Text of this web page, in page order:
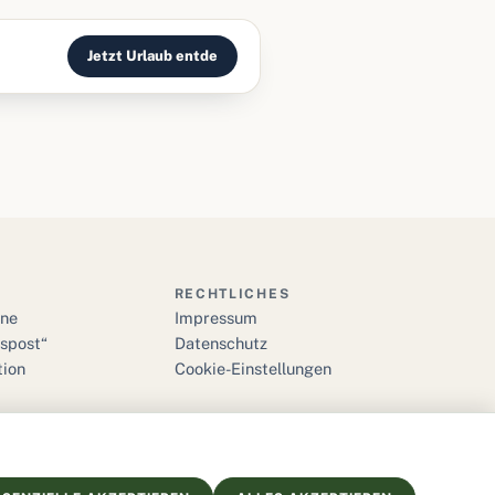
Jetzt Urlaub entde
RECHTLICHES
Impressum
Datenschutz
Cookie-Einstellungen